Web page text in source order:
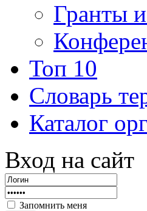
Гранты
Топ 10
Словарь
Каталог
Вход на сайт
Запомнить меня